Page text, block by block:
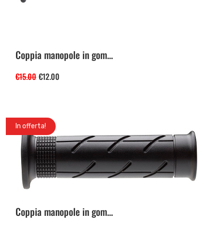
Coppia manopole in gom...
€15.00 €12.00
In offerta!
Coppia manopole in gom...